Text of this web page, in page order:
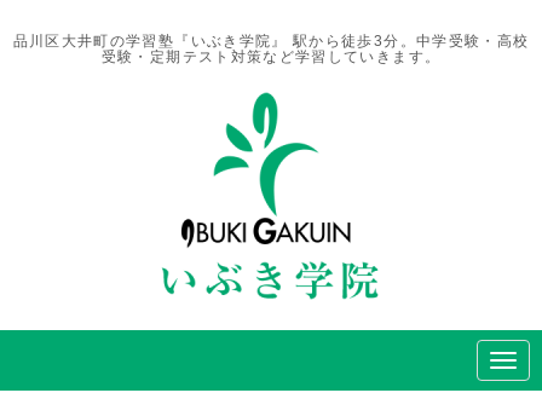
品川区大井町の学習塾『いぶき学院』 駅から徒歩3分。中学受験・高校
受験・定期テスト対策など学習していきます。
N
a